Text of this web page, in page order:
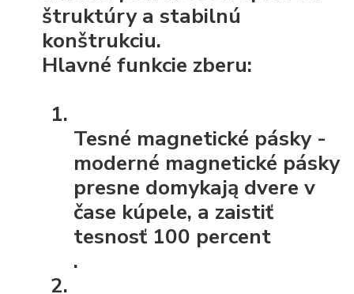
štruktúry a stabilnú
konštrukciu.
Hlavné funkcie zberu:
Tesné magnetické pásky -
moderné magnetické pásky
presne domykają dvere v
čase kúpele, a zaistiť
tesnosť 100 percent
.